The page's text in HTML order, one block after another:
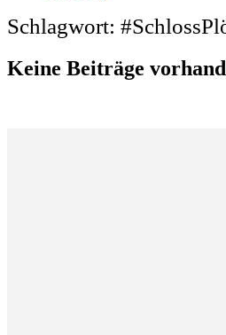
Schlagwort:
Keine Beiträge